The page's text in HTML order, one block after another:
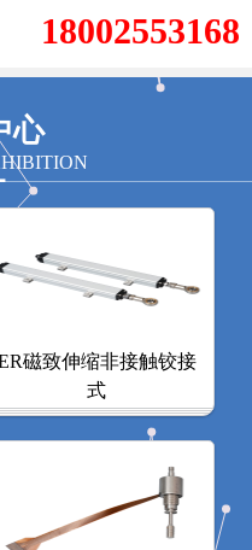
18002553168
心
磁致伸缩非接触铰接
式